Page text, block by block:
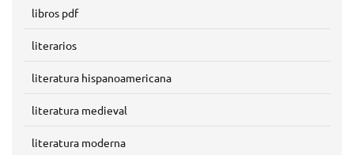
libros pdf
literarios
literatura hispanoamericana
literatura medieval
literatura moderna